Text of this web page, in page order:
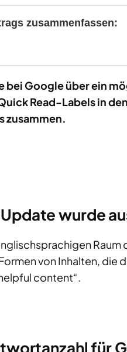
zusammenfassen:
bei Google über ein
Read-Labels in
zusammen.
wurde
Raum
von Inhalten, die
content“.
für